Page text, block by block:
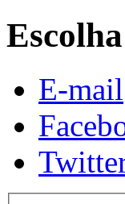
E-mail